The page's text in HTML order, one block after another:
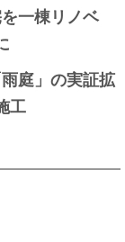
一棟リノベ
庭」の実証拡
工